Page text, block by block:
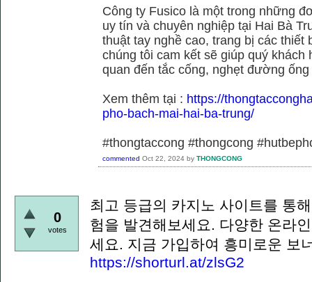
Công ty Fusico là một trong những
uy tín và chuyên nghiệp tại Hai Bà
thuật tay nghề cao, trang bị các thiết
chúng tôi cam kết sẽ giúp quý
quan đến tắc cống, nghẹt đường
Xem thêm tại : https://
pho-bach-mai-hai-ba-trung/
#thongtaccong #thongcong
commented Oct 22, 2024 by THONGCONG
0
votes
최고 등급의 카지노 사이트를 통
험을 발견해보세요. 다양한 온라
세요. 지금 가입하여 흥미로운 보
https://shorturl.at/zlsG2